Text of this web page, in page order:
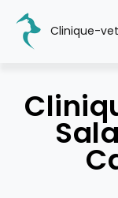
Clinique-